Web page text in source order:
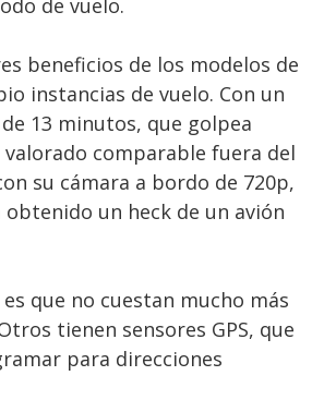
de vuelo.
beneficios de los modelos de
instancias de vuelo. Con un
13 minutos, que golpea
comparable fuera del
su cámara a bordo de 720p,
un heck de un avión
que no cuestan mucho más
tienen sensores GPS, que
para direcciones